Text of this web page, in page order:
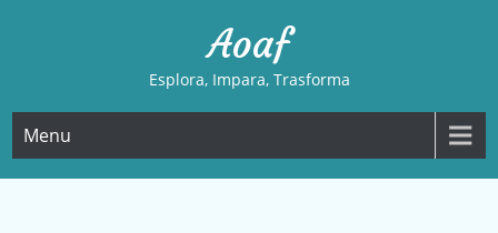
Aoaf
Esplora, Impara, Trasforma
Menu